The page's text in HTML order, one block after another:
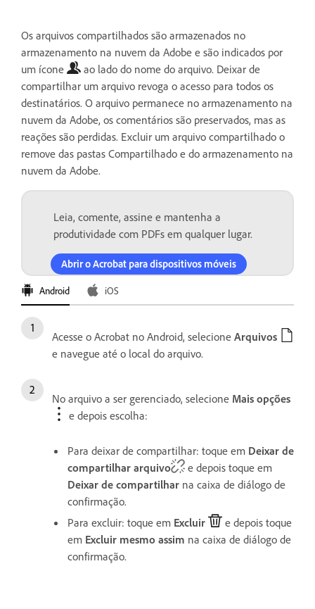
Os arquivos compartilhados são armazenados no
armazenamento na nuvem da Adobe e são indicados por
um ícone
ao lado do nome do arquivo. Deixar de
compartilhar um arquivo revoga o acesso para todos os
destinatários. O arquivo permanece no armazenamento na
nuvem da Adobe, os comentários são preservados, mas as
reações são perdidas. Excluir um arquivo compartilhado o
remove das pastas Compartilhado e do armazenamento na
nuvem da Adobe.
Leia, comente, assine e mantenha a
produtividade com PDFs em qualquer lugar.
Abrir o Acrobat para dispositivos móveis
Android iOS
Acesse o Acrobat no Android, selecione Arquivos
e navegue até o local do arquivo.
No arquivo a ser gerenciado, selecione Mais opções
e depois escolha:
Para deixar de compartilhar: toque em Deixar de
compartilhar arquivo
e depois toque em
Deixar de compartilhar na caixa de diálogo de
confirmação.
Para excluir: toque em Excluir
e depois toque
em Excluir mesmo assim na caixa de diálogo de
confirmação.